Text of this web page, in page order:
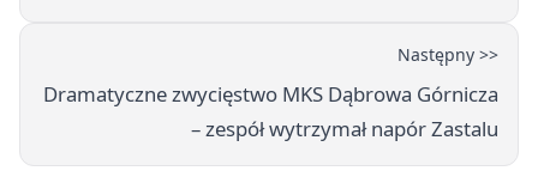
Następny >>
Dramatyczne zwycięstwo MKS Dąbrowa Górnicza
– zespół wytrzymał napór Zastalu